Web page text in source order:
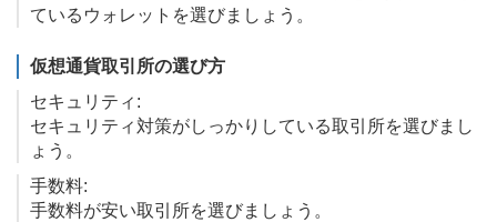
ているウォレットを選びましょう。
仮想通貨取引所の選び方
セキュリティ:
セキュリティ対策がしっかりしている取引所を選びまし
ょう。
手数料:
手数料が安い取引所を選びましょう。